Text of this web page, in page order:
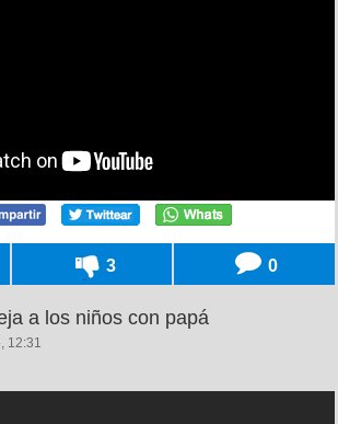
3 0
a los niños con papá
12:31